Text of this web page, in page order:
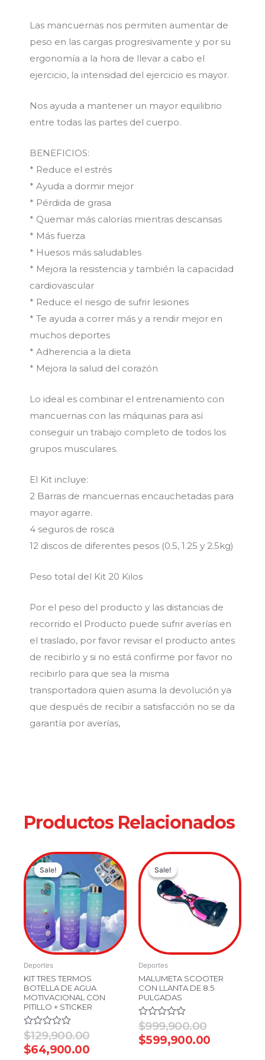
Las mancuernas nos permiten aumentar de
peso en las cargas progresivamente y por su
ergonomía a la hora de llevar a cabo el
ejercicio, la intensidad del ejercicio es mayor.
Nos ayuda a mantener un mayor equilibrio
entre todas las partes del cuerpo.
BENEFICIOS:
* Reduce el estrés
* Ayuda a dormir mejor
* Pérdida de grasa
* Quemar más calorías mientras descansas
* Más fuerza
* Huesos más saludables
* Mejora la resistencia y también la capacidad
cardiovascular
* Reduce el riesgo de sufrir lesiones
* Te ayuda a correr más y a rendir mejor en
muchos deportes
* Adherencia a la dieta
* Mejora la salud del corazón
Lo ideal es combinar el entrenamiento con
mancuernas con las máquinas para así
conseguir un trabajo completo de todos los
grupos musculares.
El Kit incluye:
2 Barras de mancuernas encauchetadas para
mayor agarre.
4 seguros de rosca
12 discos de diferentes pesos (0.5, 1.25 y 2.5kg)
Peso total del Kit 20 Kilos
Por el peso del producto y las distancias de
recorrido el Producto puede sufrir averías en
el traslado, por favor revisar el producto antes
de recibirlo y si no está confirme por favor no
recibirlo para que sea la misma
transportadora quien asuma la devolución ya
que después de recibir a satisfacción no se da
garantía por averías,
Productos Relacionados
Sale!
Sale!
Deportes
KIT TRES TERMOS
BOTELLA DE AGUA
MOTIVACIONAL CON
PITILLO + STICKER
Valorado
en
0
$129,900.00
Original
price
was:
$129,900.00.
$64,900.00
Current
price
is:
$64,900.00.
Sale!
Sale!
Deportes
MALUMETA SCOOTER
CON LLANTA DE 8.5
PULGADAS
Valorado
en
0
$999,900.00
Original
price
$599,900.00
Current
price